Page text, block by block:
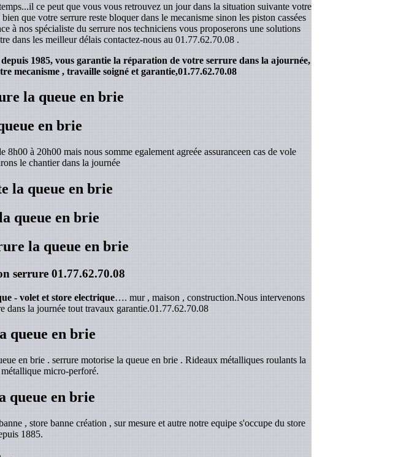
ce peut que vous vous retrouvez un jour dans la situation suivante votre
que votre serrure reste bloquer dans le mecanisme sinon les piston cassées
à nos spécialiste du serrure nos techniciens vous proposerons une solutions
dans les meilleur délais contactez-nous au01.77.62.70.08.
1985, vous garantie la réparation de votre serrure dans la ajournée,
mecanisme , travaille soigné et garantie,01.77.62.70.08
la queue en brie
en brie
à 20h00 mais nous somme egalement agreée assuranceen cas de vole
le chantier dans la journée
la queue en brie
queue en brie
la queue en brie
serrure01.77.62.70.08
- volet et store electrique…. mur , maison , construction.Nous intervenons
dans la journée tout travaux garantie.01.77.62.70.08
queue en brie
en brie . serrure motorise la queue en brie . Rideaux métalliques roulants la
micro-perforé.
queue en brie
, store banne création , sur mesure et autre notre equipe s'occupe du store
1885.